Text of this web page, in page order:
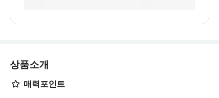
상품소개
매력포인트